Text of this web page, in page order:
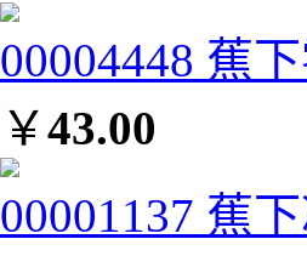
00004448 蕉
￥43.00
00001137 蕉